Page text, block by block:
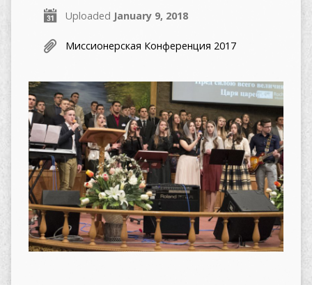
Uploaded January 9, 2018
Миссионерская Конференция 2017